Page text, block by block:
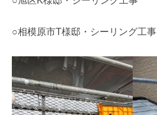
○相模原市T様邸・シーリング工事